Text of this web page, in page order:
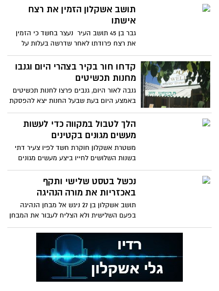
תושב אשקלון הזמין את רצח
אישתו
גבר בן 45 תושב העיר נעצר בחשד כי הזמין
את רצח פרודתו לאחר שדרשה בעלות על
הרכוש המשותף של בני
קדחו חור בקיר בצהרי היום וגנבו
מחנות תכשיטים
גנבה לאור היום, גנבים פרצו לחנות תכשיטים
באמצע היום בעת שבעל החנות יצא להפסקת
צהריים, הנזק המוערך
הלך לטבול במקווה כדי לעשות
מעשים מגונים בקטינים
משטרת אשקלון חוקרת חשד לפיו צעיר דתי
בשנות השלושים לחייו ביצע מעשים מגונים
בשני קטינים שעה שטבלו
נכשל בטסט שלישי ותקף
באכזריות את מורה הנהיגה
תושב אשקלון בן 27 ניגש אל מבחן הנהיגה
בפעם השלישית ולא הצליח לעבור את המבחן
בהצלחה. הנכשל שסרב